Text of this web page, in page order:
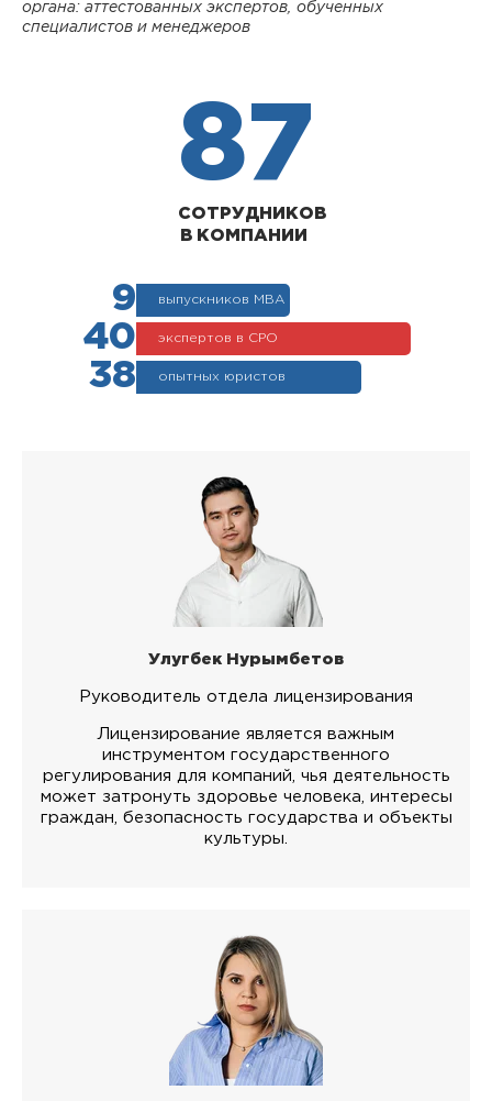
органа: аттестованных экспертов, обученных
специалистов и менеджеров
87
СОТРУДНИКОВ
В КОМПАНИИ
9 выпускников МВА
40 экспертов в СРО
38 опытных юристов
Улугбек Нурымбетов
Руководитель отдела лицензирования
Лицензирование является важным
инструментом государственного
регулирования для компаний, чья деятельность
может затронуть здоровье человека, интересы
граждан, безопасность государства и объекты
культуры.